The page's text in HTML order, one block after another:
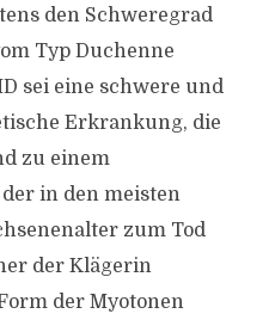
den Schweregrad
Typ Duchenne
sei eine schwere und
Erkrankung, die
zu einem
in den meisten
zum Tod
der Klägerin
der Myotonen